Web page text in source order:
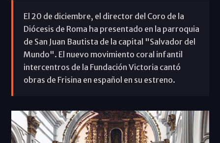
El 20 de diciembre, el director del Coro de la
Diócesis de Roma ha presentado en la parroquia
de San Juan Bautista de la capital "Salvador del
Mundo". El nuevo movimiento coral infantil
intercentros de la Fundación Victoria cantó
obras de Frisina en español en su estreno.